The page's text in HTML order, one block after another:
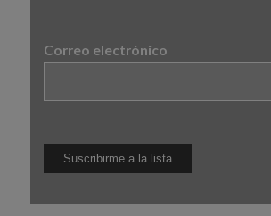
Correo electrónico